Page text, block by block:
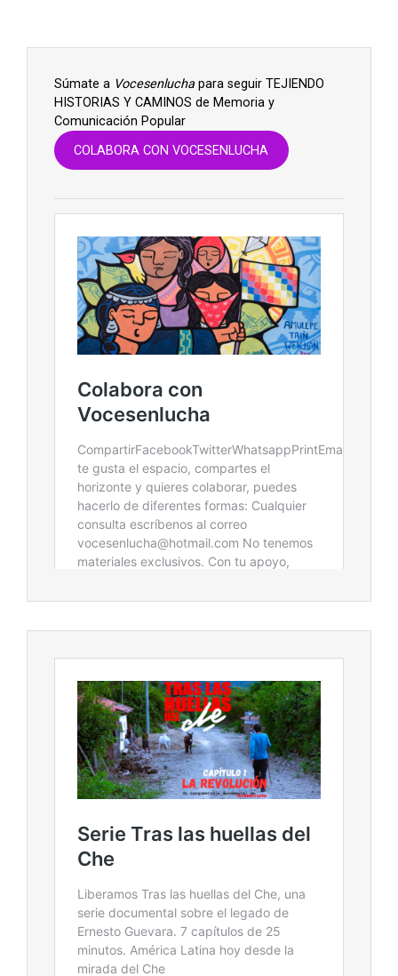
Súmate a Vocesenluchapara seguir TEJIENDO
HISTORIAS Y CAMINOS de Memoria y
Comunicación Popular
COLABORA CON VOCESENLUCHA